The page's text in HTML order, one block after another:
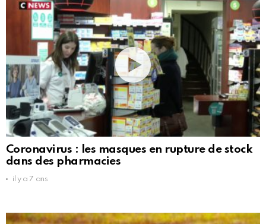
Coronavirus : les masques en rupture de stock
dans des pharmacies
il y a 7 ans